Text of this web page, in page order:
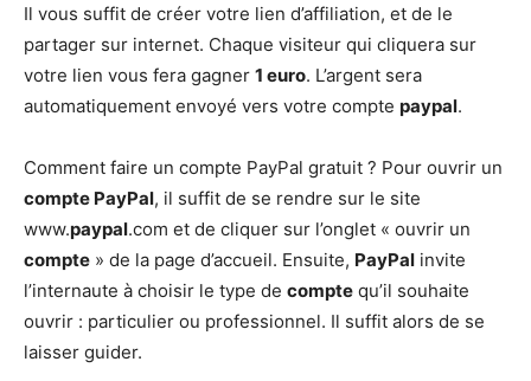
Il vous suffit de créer votre lien d’affiliation, et de le
partager sur internet. Chaque visiteur qui cliquera sur
votre lien vous fera gagner 1 euro. L’argent sera
automatiquement envoyé vers votre compte paypal.
Comment faire un compte PayPal gratuit ? Pour ouvrir un
compte PayPal, il suffit de se rendre sur le site
www.paypal.com et de cliquer sur l’onglet « ouvrir un
compte » de la page d’accueil. Ensuite, PayPal invite
l’internaute à choisir le type de compte qu’il souhaite
ouvrir : particulier ou professionnel. Il suffit alors de se
laisser guider.